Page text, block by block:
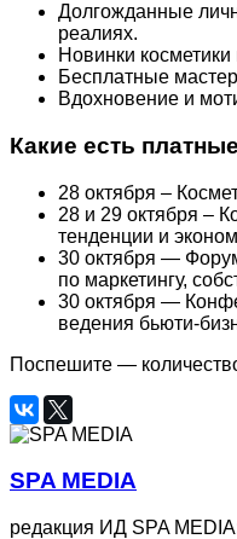
Долгожданные
реалиях.
Новинки
Бесплатные
Вдохновение и
Какие есть
28 октября –
28 и 29 октября –
тенденции и
30 октября —
по маркетингу,
30 октября —
ведения бьюти-
Поспешите —
SPA MEDIA
редакция ИД SPA